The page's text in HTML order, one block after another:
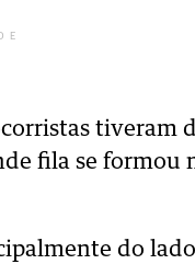
tiveram
fila se formou
do